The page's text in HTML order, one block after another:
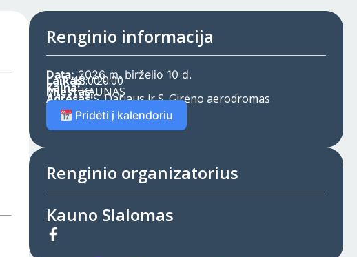
Renginio informacija
Data:2026 m. birželio 10 d.
Laikas:18:00 -20:00
Kaina:
Miestas:KAUNAS
Adresas:S. Dariaus ir S. Girėno aerodromas
Pridėti į kalendoriu
Renginio organizatorius
Kauno Slalomas